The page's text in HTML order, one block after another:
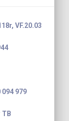
VF.20.03
094 979
TB